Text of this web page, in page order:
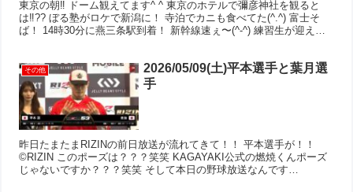
東京の朝‼︎ ドーム観えてます^ ^ 東京のホテルで彌彦神社を観ると
は‼︎?? ぼる塾がロケで新潟に！ 寺泊でカニも食べてた(^.^) 富士そ
ば！ 14時30分に燕三条駅到着！ 新幹線速ぇ〜(^-^) 練習生が迎えに
その他
2026/05/09(土)平本選手と葉月選
手
昨日たまたまRIZINの前日放送が流れてきて！！ 平本選手が！！
©️RIZIN このポーズは？？？笑笑 KAGAYAKI公式の燃焼くんポーズ
じゃないですか？？？笑笑 そして本日の野球放送なんです